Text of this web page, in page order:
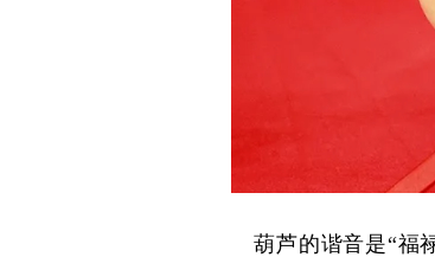
葫芦的谐音是“福禄